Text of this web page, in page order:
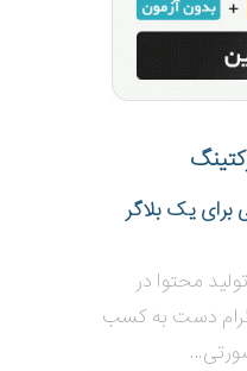
یک بلاگر
محتوا در
دست به کسب